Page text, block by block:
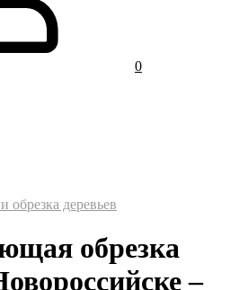
0
обрезка деревьев
обрезка
–